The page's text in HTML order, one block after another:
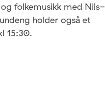
folkemusikk med Nils-
holder også et
15:30.